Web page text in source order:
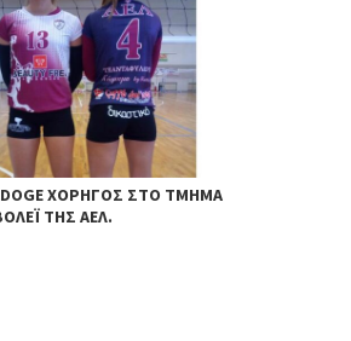
ΧΟΡΗΓΌΣ ΣΤΟ ΤΜΉΜΑ
ΤΗΣ ΑΕΛ.